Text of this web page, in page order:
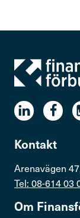
Kontakt
Arenavägen
Tel: 08-614 03
Om